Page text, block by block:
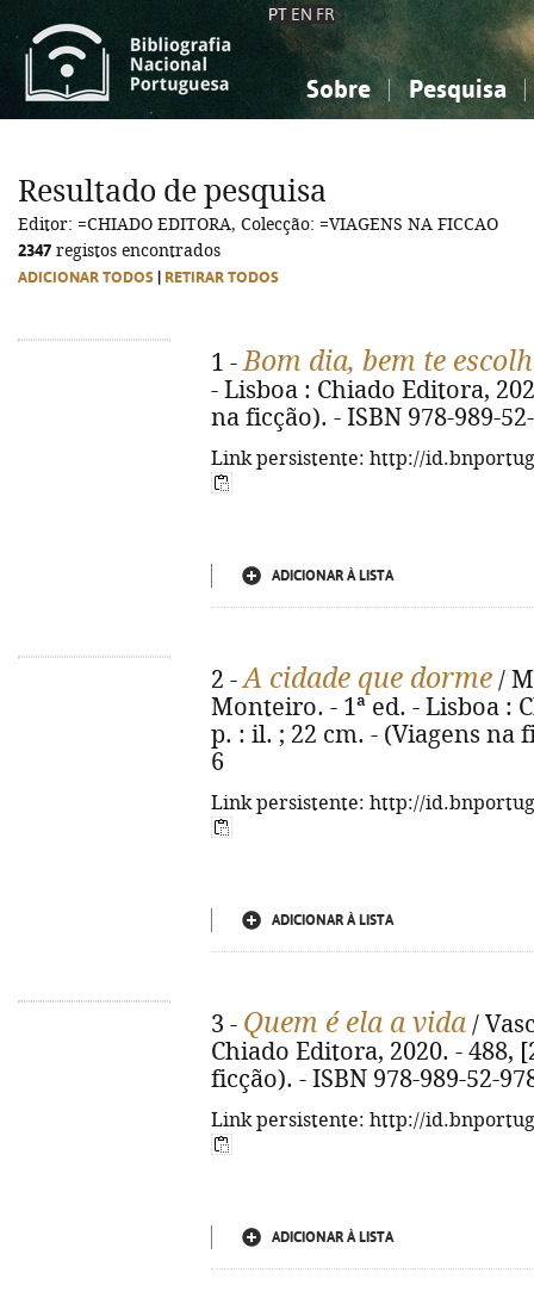
PT EN FR
Sobre Pesquisa
Ciências sociais...
Ciências sociais...
Resultado de pesquisa
Editor: =CHIADO EDITORA, Colecção: =VIAGENS NA FICCAO
2347 registos encontrados
ADICIONAR TODOS RETIRAR TODOS
1 -Bom dia, bem te
- Lisboa : Chiado Editora,
na ficção). - ISBN 978-989-
Link persistente: http://
ADICIONAR À LISTA
2 -A cidade que dorme /
Monteiro. - 1ª ed. - Lisboa :
p. : il. ; 22 cm. - (Viagens na
6
Link persistente: http://
ADICIONAR À LISTA
3 - Quem é ela a vida /
Chiado Editora, 2020. - 488,
ficção). - ISBN 978-989-52-
Link persistente: http://
ADICIONAR À LISTA